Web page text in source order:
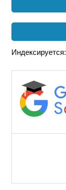
Индексируется: